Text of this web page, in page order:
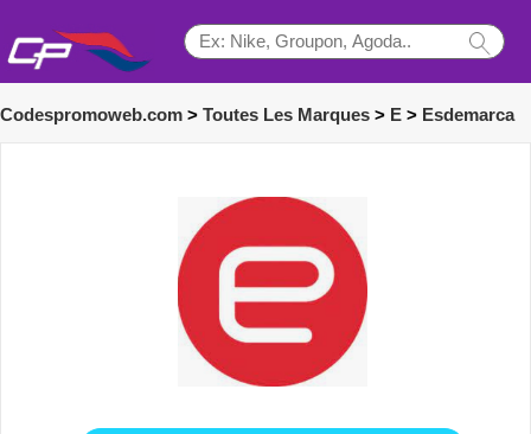
Codespromoweb.com > Toutes Les Marques > E > Esdemarca